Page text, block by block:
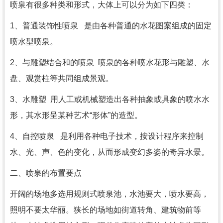
喷泉有很多种类和形式，大体上可以分为如下四类：
1、普通装饰性喷泉 是由各种普通的水花图案组成的固定
喷水型喷泉。
2、与雕塑结合和的喷泉 喷泉的各种喷水花形与雕塑、水
盘、观赏柱等共同组成景观。
3、水雕塑 用人工或机械塑造出各种抽象或具象的喷水水
形，其水形呈某种艺术“形体”的造型。
4、自控喷泉 是利用各种电子技术，按设计程序来控制
水、光、声、色的变化，从而形成变幻多姿的奇异水景。
二、喷泉的布置要点
开阔的场地多选用规则式喷泉池，水池要大，喷水要高，
照明不要太华丽。狭长的场地如街道转角、建筑物前等